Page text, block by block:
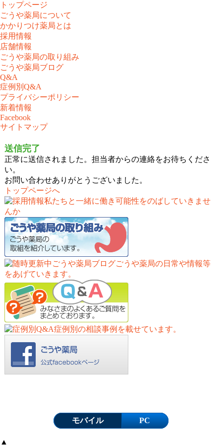
トップページ
ごうや薬局について
かかりつけ薬局とは
採用情報
店舗情報
ごうや薬局の取り組み
ごうや薬局ブログ
Q&A
症例別Q&A
プライバシーポリシー
新着情報
Facebook
サイトマップ
送信完了
正常に送信されました。担当者からの連絡をお待ちくださ
い。
お問い合わせありがとうございました。
トップページへ
モバイル PC
▲